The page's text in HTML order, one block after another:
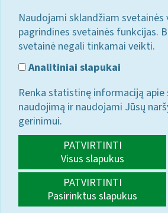
Naudojami sklandžiam
pagrindines svetainės funkcijas.
svetainė negali tinkamai veikti.
Analitiniai slapukai
Renka statistinę informaciją apie
naudojimą ir naudojami Jūsų
gerinimui.
PATVIRTINTI
Visus slapukus
PATVIRTINTI
Pasirinktus slapukus